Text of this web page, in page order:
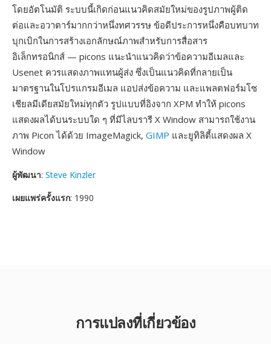
โดยอัตโนมัติ ระบบนี้เกิดก่อนแนวคิดสมัยใหม่ของรูปภาพผู้ติด
ต่อและอวาตาร์มากกว่าหนึ่งทศวรรษ ข้อดีประการหนึ่งคือบทบาท
บุกเบิกในการสร้างเอกลักษณ์ภาพสำหรับการสื่อสาร
อิเล็กทรอนิกส์ — picons แนะนำแนวคิดว่าข้อความอีเมลและ
Usenet ควรแสดงภาพแทนผู้ส่ง ซึ่งเป็นแนวคิดที่กลายเป็น
มาตรฐานในโปรแกรมอีเมล แอปส่งข้อความ และแพลตฟอร์มโซ
เชียลมีเดียสมัยใหม่ทุกตัว รูปแบบที่อิงจาก XPM ทำให้ picons
แสดงผลได้บนระบบใด ๆ ที่มีไลบรารี X Window สามารถใช้งาน
ภาพ Picon ได้ด้วย ImageMagick, GIMP และยูทิลิตี้แสดงผล X
Window
ผู้พัฒนา: Steve Kinzler
เผยแพร่ครั้งแรก: 1990
การแปลงที่เกี่ยวข้อง